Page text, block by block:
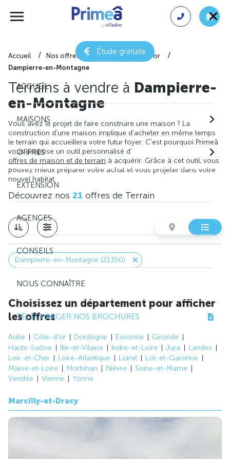
Étude gratuite
ACCUEIL
MAISONS
OFFRES
EXTENSION
AGENCES
CONSEILS
NOUS CONNAÎTRE
TÉLÉCHARGER NOS BROCHURES
Accueil Nos offres de terrain
Côte-d'or
Dampierre-en-Montagne
Terrains à vendre à Dampierre-
en-Montagne
Vous avez le projet de faire construire une maison ? La
construction d'une maison implique d'acheter en même temps
le terrain qui accueillera votre futur foyer. C'est pourquoi Primeâ
vous propose un outil personnalisé d'
offres de maison et de terrain à acquérir. Grâce à cet outil, vous
pouvez mieux préparer votre achat et vous projeter dans votre
nouvel habitat.
Découvrez nos 21 offres de Terrain
Dampierre-en-Montagne (21350)
Choisissez un département pour afficher
les offres
Aube Côte-d'or Dordogne Essonne
Gironde
Haute-Saône
Ille-et-Vilaine Indre-et-Loire Jura
Landes
Loir-et-Cher
Loire-Atlantique Loiret
Lot-et-Garonne
Maine-et-Loire
Morbihan Nièvre
Seine-et-Marne
Vendée
Vienne Yonne
Marcilly-et-Dracy